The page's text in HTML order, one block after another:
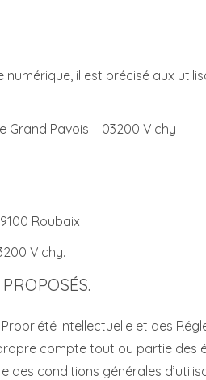
il est précisé aux
Grand Pavois – 03200 Vichy
Roubaix
Vichy.
Intellectuelle et des
compte tout ou partie des
des conditions générales